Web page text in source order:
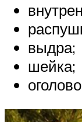
выдра;
шейка;